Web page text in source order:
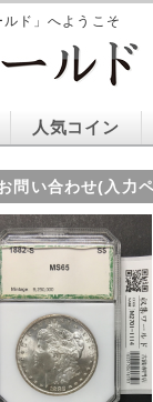
ド」へようこそ
人気コイン
問い合わせ(入力